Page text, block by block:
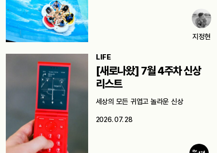
지정현
LIFE
[새로나왔] 7월 4주차 신상
리스트
세상의 모든 귀엽고 놀라운 신상
2026. 07. 28